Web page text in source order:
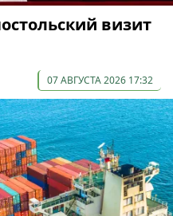
визит
07 АВГУСТА 2026 17:32